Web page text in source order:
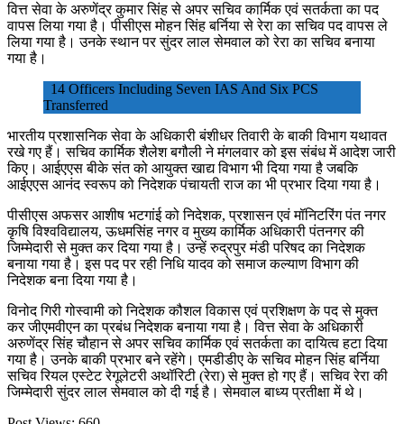
वित्त सेवा के अरुणेंद्र कुमार सिंह से अपर सचिव कार्मिक एवं सतर्कता का पद
वापस लिया गया है। पीसीएस मोहन सिंह बर्निया से रेरा का सचिव पद वापस ले
लिया गया है। उनके स्थान पर सुंदर लाल सेमवाल को रेरा का सचिव बनाया
गया है।
14 Officers Including Seven IAS And Six PCS
Transferred
भारतीय प्रशासनिक सेवा के अधिकारी बंशीधर तिवारी के बाकी विभाग यथावत
रखे गए हैं। सचिव कार्मिक शैलेश बगौली ने मंगलवार को इस संबंध में आदेश जारी
किए। आईएएस बीके संत को आयुक्त खाद्य विभाग भी दिया गया है जबकि
आईएएस आनंद स्वरूप को निदेशक पंचायती राज का भी प्रभार दिया गया है।
पीसीएस अफसर आशीष भटगांई को निदेशक, प्रशासन एवं मॉनिटरिंग पंत नगर
कृषि विश्वविद्यालय, ऊधमसिंह नगर व मुख्य कार्मिक अधिकारी पंतनगर की
जिम्मेदारी से मुक्त कर दिया गया है। उन्हें रुद्रपुर मंडी परिषद का निदेशक
बनाया गया है। इस पद पर रही निधि यादव को समाज कल्याण विभाग की
निदेशक बना दिया गया है।
विनोद गिरी गोस्वामी को निदेशक कौशल विकास एवं प्रशिक्षण के पद से मुक्त
कर जीएमवीएन का प्रबंध निदेशक बनाया गया है। वित्त सेवा के अधिकारी
अरुणेंद्र सिंह चौहान से अपर सचिव कार्मिक एवं सतर्कता का दायित्व हटा दिया
गया है। उनके बाकी प्रभार बने रहेंगे। एमडीडीए के सचिव मोहन सिंह बर्निया
सचिव रियल एस्टेट रेगूलेटरी अथॉरिटी (रेरा) से मुक्त हो गए हैं। सचिव रेरा की
जिम्मेदारी सुंदर लाल सेमवाल को दी गई है। सेमवाल बाध्य प्रतीक्षा में थे।